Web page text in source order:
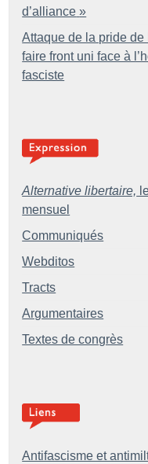
d’alliance »
Attaque de la pride de
faire front uni face à
fasciste
Alternative libertaire,
mensuel
Communiqués
Webditos
Tracts
Argumentaires
Textes de congrès
Antifascisme et